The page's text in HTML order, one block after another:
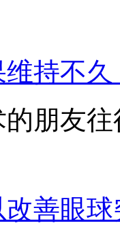
持不
朋友
善眼